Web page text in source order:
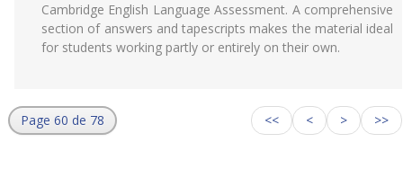
Cambridge English Language Assessment. A comprehensive
section of answers and tapescripts makes the material ideal
for students working partly or entirely on their own.
Page 60 de 78 << < > >>